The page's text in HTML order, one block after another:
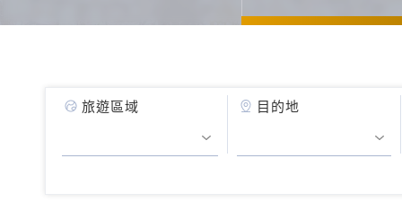
旅遊區域 目的地